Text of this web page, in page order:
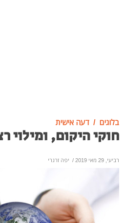
בלוגים דעה אישית
חוקי היקום, ומילוי
רביעי, 29 מאי 2019 / יפה זרגרי